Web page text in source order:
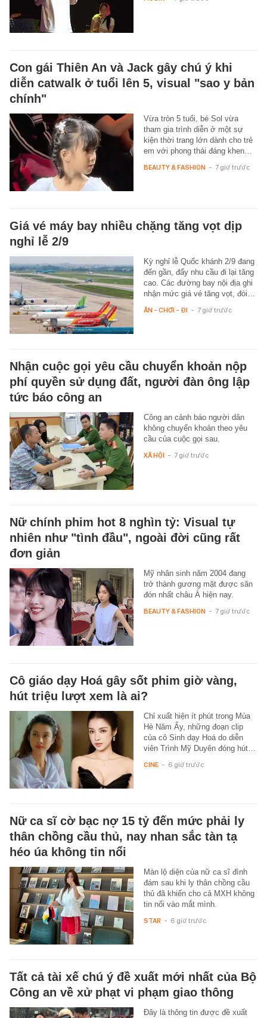
Con gái Thiên An và Jack gây chú ý khi
diễn catwalk ở tuổi lên 5, visual "sao y bản
chính"
Vừa tròn 5 tuổi, bé Sol vừa
tham gia trình diễn ở một sự
kiện thời trang lớn dành cho trẻ
em với phong thái đáng khen…
BEAUTY & FASHION - 7 giờ trước
Giá vé máy bay nhiều chặng tăng vọt dịp
nghỉ lễ 2/9
Kỳ nghỉ lễ Quốc khánh 2/9 đang
đến gần, đẩy nhu cầu đi lại tăng
cao. Các đường bay nội địa ghi
nhận mức giá vé tăng vọt, đòi…
ĂN - CHƠI - ĐI - 7 giờ trước
Nhận cuộc gọi yêu cầu chuyển khoản nộp
phí quyền sử dụng đất, người đàn ông lập
tức báo công an
Công an cảnh báo người dân
không chuyển khoản theo yêu
cầu của cuộc gọi sau.
XÃ HỘI - 7 giờ trước
Nữ chính phim hot 8 nghìn tỷ: Visual tự
nhiên như "tình đầu", ngoài đời cũng rất
đơn giản
Mỹ nhân sinh năm 2004 đang
trở thành gương mặt được săn
đón nhất châu Á hiện nay.
BEAUTY & FASHION - 7 giờ trước
Cô giáo dạy Hoá gây sốt phim giờ vàng,
hút triệu lượt xem là ai?
Chỉ xuất hiện ít phút trong Mùa
Hè Năm Ấy, những đoạn clip
của cô Sinh dạy Hoá do diễn
viên Trình Mỹ Duyên đóng hút…
CINE - 6 giờ trước
Nữ ca sĩ cờ bạc nợ 15 tỷ đến mức phải ly
thân chồng cầu thủ, nay nhan sắc tàn tạ
héo úa không tin nổi
Màn lộ diện của nữ ca sĩ đình
đám sau khi ly thân chồng cầu
thủ đã khiến cho cả MXH không
tin nổi vào mắt mình.
STAR - 6 giờ trước
Tất cả tài xế chú ý đề xuất mới nhất của Bộ
Công an về xử phạt vi phạm giao thông
Đây là thông tin được đề xuất